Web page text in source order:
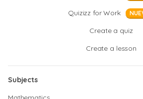
Quizizz for Work
Create a quiz
Create a lesson
Subjects